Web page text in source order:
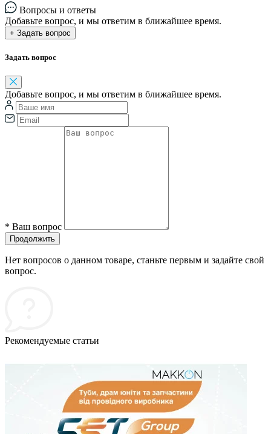
Вопросы и ответы
Добавьте вопрос, и мы ответим в ближайшее время.
+ Задать вопрос
Задать вопрос
Добавьте вопрос, и мы ответим в ближайшее время.
* Ваш вопрос
Продолжить
Нет вопросов о данном товаре, станьте первым и задайте свой
вопрос.
Рекомендуемые статьи